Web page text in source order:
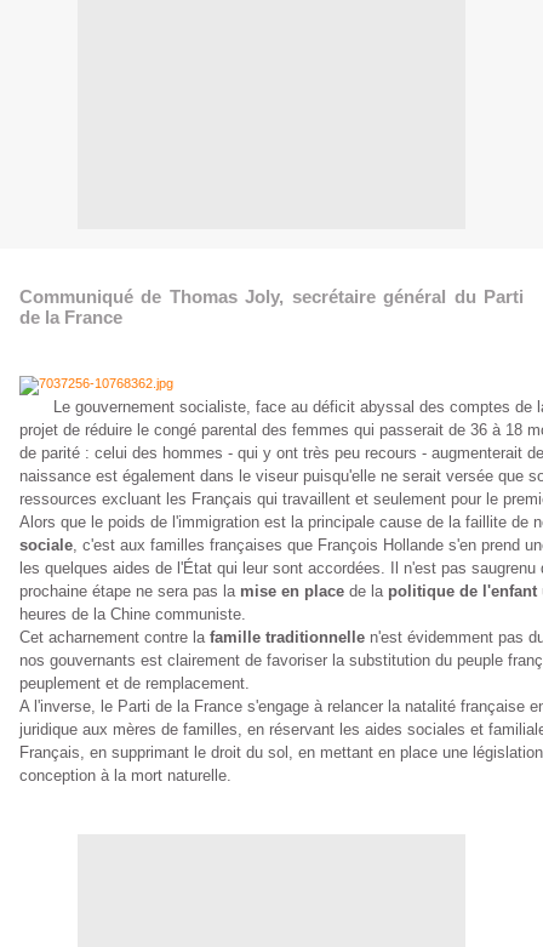
Communiqué de Thomas Joly, secrétaire général du Parti
de la France
Le gouvernement socialiste, face au déficit abyssal des comptes de
projet de réduire le congé parental des femmes qui passerait de 36 à 18
de parité : celui des hommes - qui y ont très peu recours - augmenterait
naissance est également dans le viseur puisqu'elle ne serait versée que
ressources excluant les Français qui travaillent et seulement pour le
Alors que le poids de l'immigration est la principale cause de la faillite de
sociale , c'est aux familles françaises que François Hollande s'en prend
les quelques aides de l'État qui leur sont accordées. Il n'est pas saugrenu
prochaine étape ne sera pas la mise en place de la politique de l'enfant
heures de la Chine communiste.
Cet acharnement contre la famille traditionnelle n'est évidemment pas
nos gouvernants est clairement de favoriser la substitution du peuple
peuplement et de remplacement.
A l'inverse, le Parti de la France s'engage à relancer la natalité française
juridique aux mères de familles, en réservant les aides sociales et
Français, en supprimant le droit du sol, en mettant en place une
conception à la mort naturelle.